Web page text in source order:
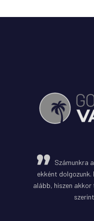
Számunkra
ekként dolgozunk.
alább, hiszen